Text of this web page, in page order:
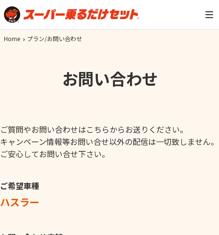
Home プラン/お問い合わせ
お問い合わせ
ご質問やお問い合わせはこちらからお送りください。
キャンペーン情報等お問い合せ以外の配信は一切致しません。
ご安心してお問い合せ下さい。
ご希望車種
ハスラー